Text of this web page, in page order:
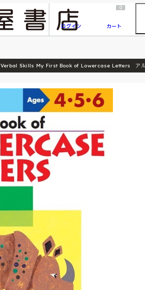
『ONE PIECE magazine 021 ONE PIECEカード付き同梱版』発売延期のご案内
ログイン
0
カート
Verbal Skills My First Book of Lowercase Letters アル